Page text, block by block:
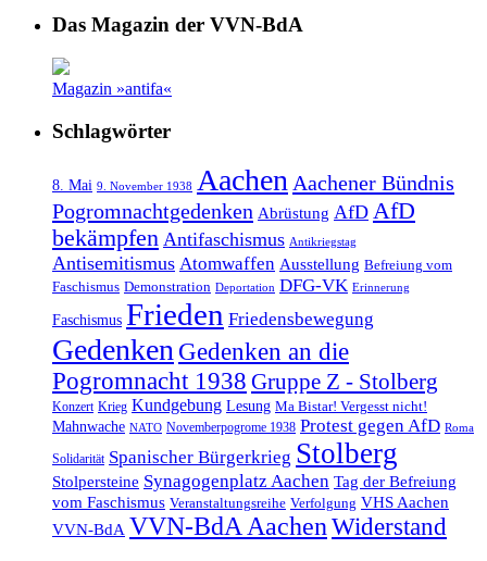
Das Magazin der VVN-BdA
Magazin »antifa«
Schlagwörter
8. Mai 9. November 1938 Aachen Aachener Bündnis
Pogromnachtgedenken Abrüstung AfD AfD
bekämpfen Antifaschismus Antikriegstag
Antisemitismus Atomwaffen Ausstellung Befreiung vom
Faschismus Demonstration Deportation DFG-VK Erinnerung
Faschismus Frieden Friedensbewegung
Gedenken Gedenken an die
Pogromnacht 1938 Gruppe Z - Stolberg
Konzert Krieg Kundgebung Lesung Ma Bistar! Vergesst nicht!
Mahnwache NATO Novemberpogrome 1938 Protest gegen AfD Roma
Solidarität Spanischer Bürgerkrieg Stolberg
Stolpersteine Synagogenplatz Aachen Tag der Befreiung
vom Faschismus Veranstaltungsreihe Verfolgung VHS Aachen
VVN-BdA VVN-BdA AachenWiderstand